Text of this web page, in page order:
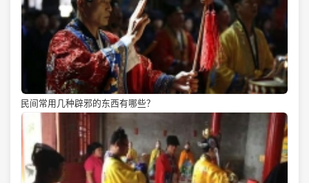
民间常用几种辟邪的东西有哪些？